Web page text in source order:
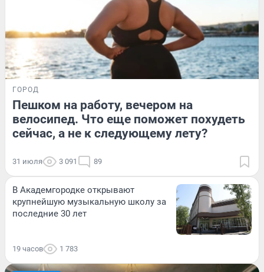
ГОРОД
Пешком на работу, вечером на
велосипед. Что еще поможет похудеть
сейчас, а не к следующему лету?
31 июля 3 091 89
В Академгородке открывают
крупнейшую музыкальную школу за
последние 30 лет
19 часов 1 783